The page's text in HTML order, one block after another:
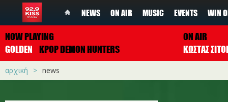
NEWS ON AIR MUSIC EVENTS WIN
NOW PLAYING
GOLDEN
KPOP DEMON HUNTERS
ON AIR
ΚΩΣΤΑΣ
αρχική news